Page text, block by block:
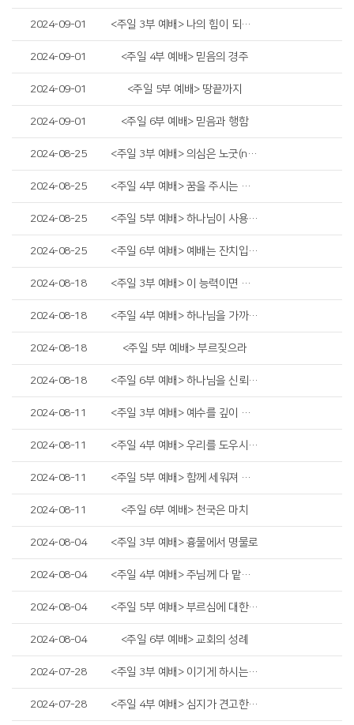
2024-09-01 <주일 3부 예배> 나의 힘이 되는 것
2024-09-01 <주일 4부 예배> 믿음의 경주
2024-09-01 <주일 5부 예배> 땅끝까지
2024-09-01 <주일 6부 예배> 믿음과 행함
2024-08-25 <주일 3부 예배> 의심은 노굿(no good)입니다
2024-08-25 <주일 4부 예배> 꿈을 주시는 하나님
2024-08-25 <주일 5부 예배> 하나님이 사용하시는 그릇
2024-08-25 <주일 6부 예배> 예배는 잔치입니다
2024-08-18 <주일 3부 예배> 이 능력이면 충분합니다
2024-08-18 <주일 4부 예배> 하나님을 가까이하라
2024-08-18 <주일 5부 예배> 부르짖으라
2024-08-18 <주일 6부 예배> 하나님을 신뢰하는 미음
2024-08-11 <주일 3부 예배> 예수를 깊이 생각하라
2024-08-11 <주일 4부 예배> 우리를 도우시는 예수님
2024-08-11 <주일 5부 예배> 함께 세워져 가는 교회
2024-08-11 <주일 6부 예배> 천국은 마치
2024-08-04 <주일 3부 예배> 흉물에서 명물로
2024-08-04 <주일 4부 예배> 주님께 다 맡기라
2024-08-04 <주일 5부 예배> 부르심에 대한 우리의 태도
2024-08-04 <주일 6부 예배> 교회의 성례
2024-07-28 <주일 3부 예배> 이기게 하시는 하나님
2024-07-28 <주일 4부 예배> 심지가 견고한 자를 지키시리니